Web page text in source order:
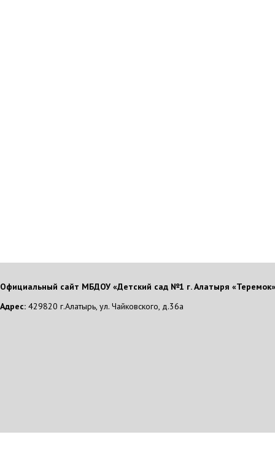
Официальный сайт МБДОУ «Детский сад №1 г. Алатыря «Теремок»
Адрес: 429820 г.Алатырь, ул. Чайковского, д.36а